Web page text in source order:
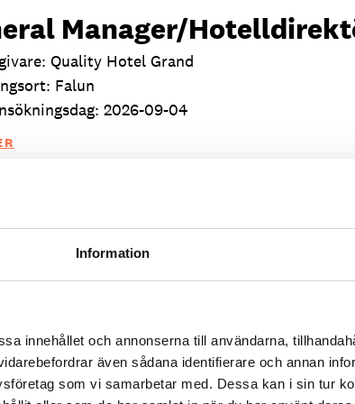
Information
innehållet och annonserna till användarna,
även sådana identifierare och annan
som vi samarbetar med. Dessa kan i sin tur
Manager/
Quality Hotel Grand
Falun
2026-09-04
Smådalarö Gård Hotell & Spa
Dalarö
2026-08-30